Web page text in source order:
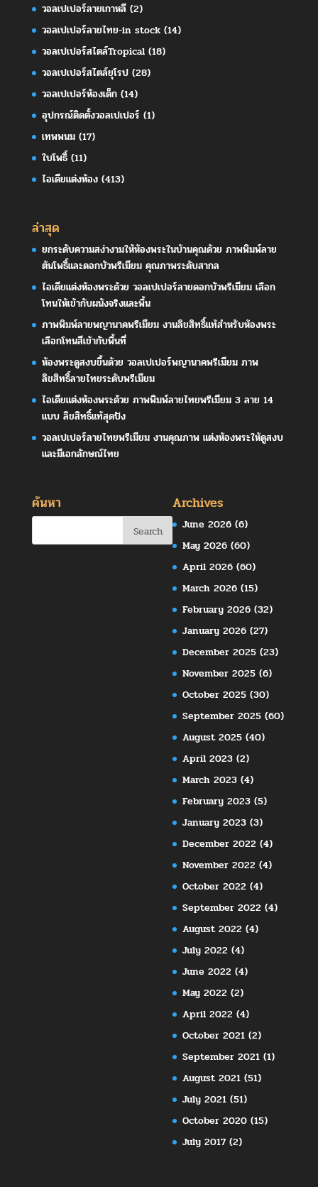
วอลเปเปอร์ลายเกาหลี(2)
วอลเปเปอร์ลายไทย-in stock(14)
วอลเปเปอร์สไตล์Tropical(18)
วอลเปเปอร์สไตล์ยุโรป(28)
วอลเปเปอร์ห้องเด็ก(14)
อุปกรณ์ติดตั้งวอลเปเปอร์ (1)
เทพพนม(17)
ใบโพธิ์(11)
ไอเดียแต่งห้อง(413)
ล่าสุด
ยกระดับความสง่างามให้ห้องพระในบ้านคุณด้วย ภาพพิมพ์ลาย
ต้นโพธิ์และดอกบัวพรีเมียม คุณภาพระดับสากล
ไอเดียแต่งห้องพระด้วย วอลเปเปอร์ลายดอกบัวพรีเมียม เลือก
โทนให้เข้ากับผนังจริงและพื้น
ภาพพิมพ์ลายพญานาคพรีเมียม งานลิขสิทธิ์แท้สำหรับห้องพระ
เลือกโทนสีเข้ากับพื้นที่
ห้องพระดูสงบขึ้นด้วย วอลเปเปอร์พญานาคพรีเมียม ภาพ
ลิขสิทธิ์ลายไทยระดับพรีเมียม
ไอเดียแต่งห้องพระด้วย ภาพพิมพ์ลายไทยพรีเมียม 3 ลาย 14
แบบ ลิขสิทธิ์แท้สุดปัง
วอลเปเปอร์ลายไทยพรีเมียม งานคุณภาพ แต่งห้องพระให้ดูสงบ
และมีเอกลักษณ์ไทย
ค้นหา Archives
June 2026 (6)
May 2026 (60)
April 2026 (60)
March 2026 (15)
February 2026 (32)
January 2026 (27)
December 2025 (23)
November 2025 (6)
October 2025 (30)
September 2025 (60)
August 2025 (40)
April 2023 (2)
March 2023 (4)
February 2023 (5)
January 2023 (3)
December 2022 (4)
November 2022 (4)
October 2022 (4)
September 2022 (4)
August 2022 (4)
July 2022 (4)
June 2022 (4)
May 2022 (2)
April 2022 (4)
October 2021 (2)
September 2021 (1)
August 2021 (51)
July 2021 (51)
October 2020 (15)
July 2017 (2)